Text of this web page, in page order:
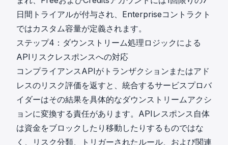
日間トライアルが付与され、Enterpriseコントラクト
ではカスタム容量が定義されます。
ステップ4：ダウンストリーム処理ロジックによる
APIリスクレスポンスへの対応
コンプライアンスAPIがトランザクションまたはアド
レスのリスク評価を返すと、統合するサービスプロバ
イダーはその結果を具体的なダウンストリームアクシ
ョンに変換する責任があります。APIレスポンス自体
は資金をブロックしたり移動したりするものではな
く、リスク分類、トリガーされたルール、および関連